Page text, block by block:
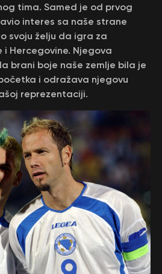
tima. Samed je od prvog
interes sa naše strane
svoju želju da igra za
i Hercegovine. Njegova
brani boje naše zemlje bila je
i odražava njegovu
reprezentaciji.